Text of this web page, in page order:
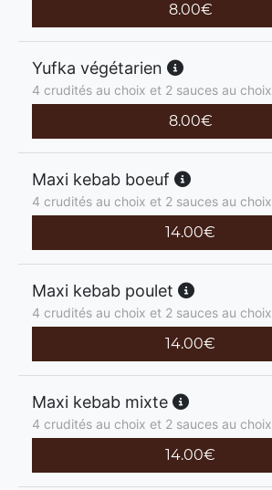
8.00€
Yufka végétarien
4 crudités au choix et 2 sauces au choix
8.00€
Maxi kebab boeuf
4 crudités au choix et 2 sauces au choix
14.00€
Maxi kebab poulet
4 crudités au choix et 2 sauces au choix
14.00€
Maxi kebab mixte
4 crudités au choix et 2 sauces au choix
14.00€